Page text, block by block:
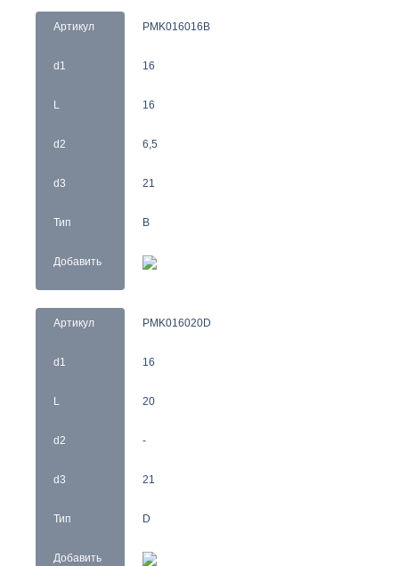
Артикул
d1
L
d2
d3
Тип
Добавить
PMK016016B
16
16
6,5
21
B
Артикул
d1
L
d2
d3
Тип
Добавить
PMK016020D
16
20
-
21
D